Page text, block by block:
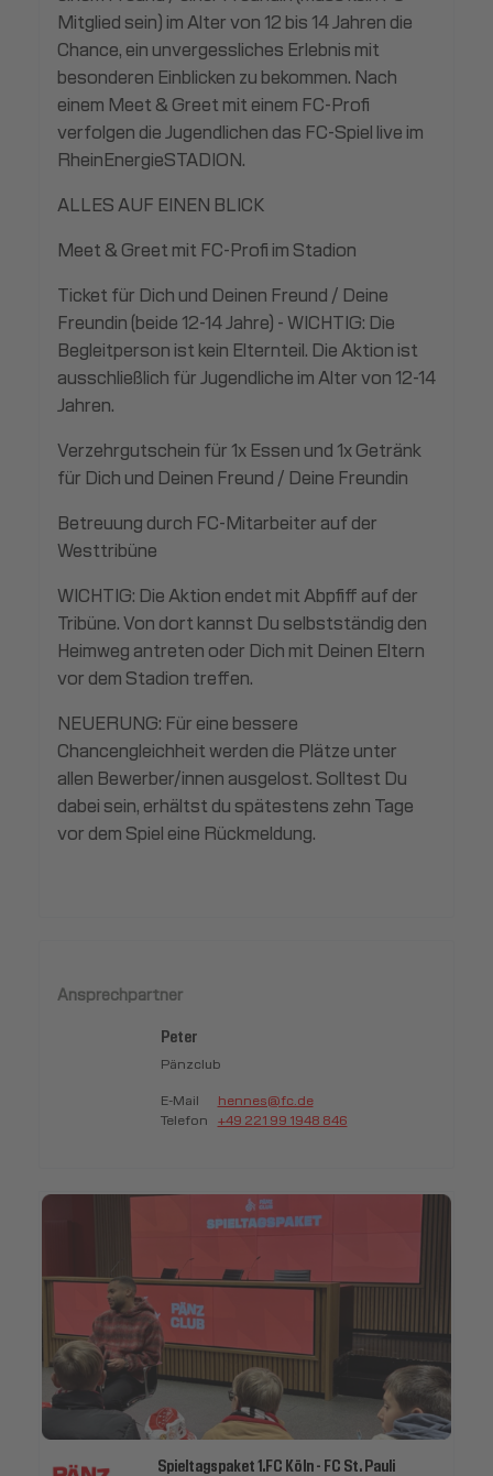
Mitglied sein) im Alter von 12 bis 14 Jahren die
Chance, ein unvergessliches Erlebnis mit
besonderen Einblicken zu bekommen. Nach
einem Meet & Greet mit einem FC-Profi
verfolgen die Jugendlichen das FC-Spiel live im
RheinEnergieSTADION.
ALLES AUF EINEN BLICK
Meet & Greet mit FC-Profi im Stadion
Ticket für Dich und Deinen Freund / Deine
Freundin (beide 12-14 Jahre) - WICHTIG: Die
Begleitperson ist kein Elternteil. Die Aktion ist
ausschließlich für Jugendliche im Alter von 12-14
Jahren.
Verzehrgutschein für 1x Essen und 1x Getränk
für Dich und Deinen Freund / Deine Freundin
Betreuung durch FC-Mitarbeiter auf der
Westtribüne
WICHTIG: Die Aktion endet mit Abpfiff auf der
Tribüne. Von dort kannst Du selbstständig den
Heimweg antreten oder Dich mit Deinen Eltern
vor dem Stadion treffen.
NEUERUNG: Für eine bessere
Chancengleichheit werden die Plätze unter
allen Bewerber/innen ausgelost. Solltest Du
dabei sein, erhältst du spätestens zehn Tage
vor dem Spiel eine Rückmeldung.
Ansprechpartner
Peter
Pänzclub
E-Mail
hennes@fc.de
Telefon
+49 221 99 1948 846
Spieltagspaket 1.FC Köln - FC St. Pauli